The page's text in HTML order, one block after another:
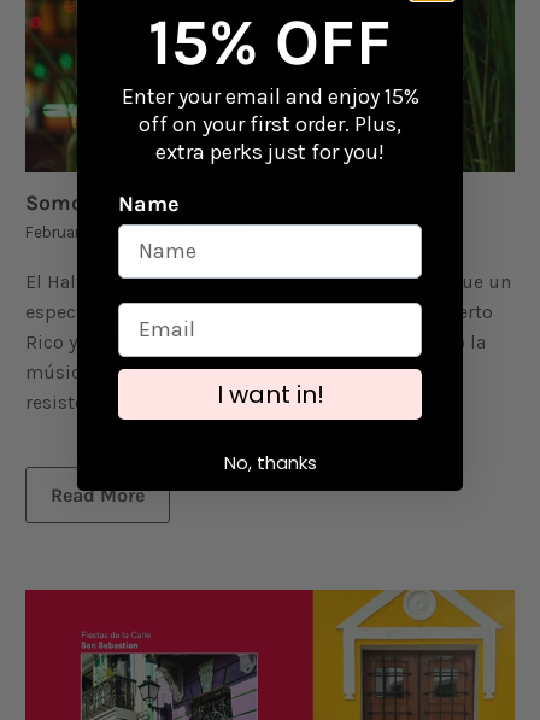
Somos protagonistas de nuestra historia
February 11, 2026
El Half Time Show histórico que fue mucho más que un
espectáculo. Fue un momento de orgullo para Puerto
Rico y la comunidad latina. Su mensaje trascendió la
música y se convirtió en movimiento de unión y
resistencia.
Read More
15% OFF
Enter your email and enjoy 15%
off on your first order. Plus,
extra perks just for you!
Name
I want in!
No, thanks